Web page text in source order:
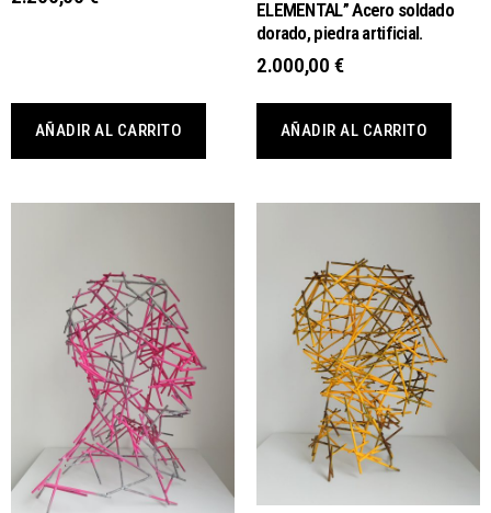
AÑADIR AL CARRITO
ELEMENTAL” Acero soldado
dorado, piedra artificial.
2.000,00 €
AÑADIR AL CARRITO